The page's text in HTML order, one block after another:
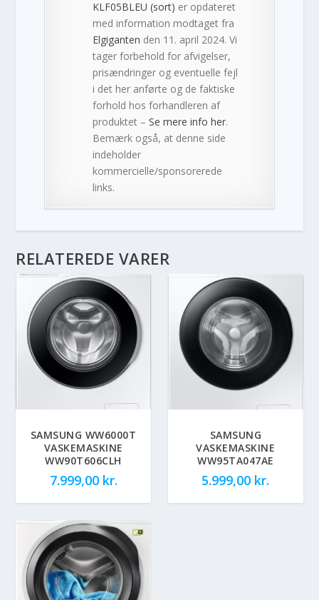
KLF05BLEU (sort) er opdateret
med information modtaget fra
Elgiganten den 11. april 2024. Vi
tager forbehold for afvigelser,
prisændringer og eventuelle fejl
i det her anførte og de faktiske
forhold hos forhandleren af
produktet –Se mere info her.
Bemærk også, at denne side
indeholder
kommercielle/sponsorerede
links.
RELATEREDE VARER
SAMSUNG WW6000T
VASKEMASKINE
WW90T606CLH
7.999,00 kr.
SAMSUNG
VASKEMASKINE
WW95TA047AE
5.999,00 kr.